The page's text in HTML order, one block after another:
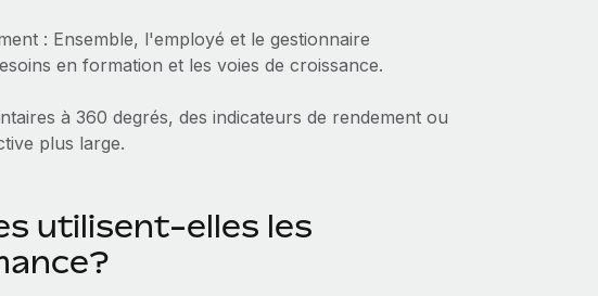
: Ensemble, l'employé et le gestionnaire
en formation et les voies de croissance.
à 360 degrés, des indicateurs de rendement ou
plus large.
utilisent-elles les